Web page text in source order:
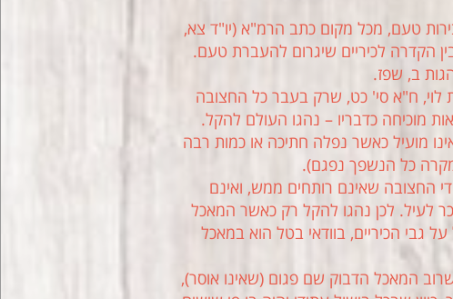
טעם, מכל מקום כתב הרמ"א (יו"ד צא,
הקדרה לכיריים שיגרום להעברת טעם.
ב, שפז.
לוי, ח"א סי' כט, שרק בעבר כל החצובה
מוכיחה כדבריו – נהגו העולם להקל.
מועיל כאשר נפלה חתיכה או כמות רבה
כל הנשפך נפגם).
החצובה שאינם רותחים ממש, ואינם
לעיל. לכן נהגו להקל רק כאשר המאכל
גבי הכיריים, בוודאי בטל הוא במאכל
המאכל הדבוק שם פגום (שאינו אוסר),